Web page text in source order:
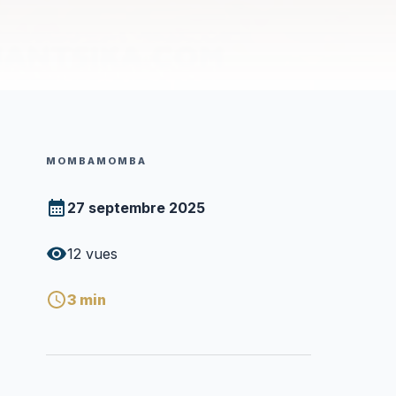
MOMBAMOMBA
27 septembre 2025
12 vues
3 min